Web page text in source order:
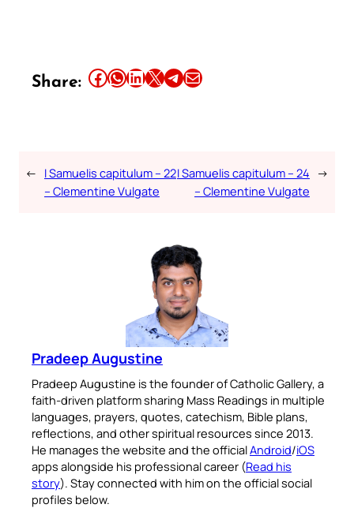
Share: Share this article on Facebook Share this article on WhatsApp Share this article on LinkedIn Share this article on X Share this article on TelegramEmail this Article
← I Samuelis capitulum – 22
– Clementine Vulgate
I Samuelis capitulum – 24
– Clementine Vulgate
→
Pradeep Augustine
Pradeep Augustine is the founder of Catholic Gallery, a
faith-driven platform sharing Mass Readings in multiple
languages, prayers, quotes, catechism, Bible plans,
reflections, and other spiritual resources since 2013.
He manages the website and the officialAndroid/iOS
apps alongside his professional career (Read his
story). Stay connected with him on the official social
profiles below.